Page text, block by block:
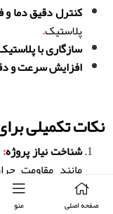
صفحه اصلی منو
کنترل دقیق دما و
پلاستیک.
سازگاری با
افزایش سرعت و
نکات تکمیلی
شناخت نیاز پروژه:
مانند مقاومت
مشخص کنید .
تست اولیه
پیش